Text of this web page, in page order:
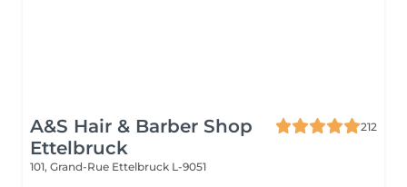
A&S Hair & Barber Shop
Ettelbruck
212
101, Grand-Rue Ettelbruck L-9051